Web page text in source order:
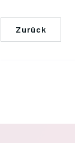
Zurück